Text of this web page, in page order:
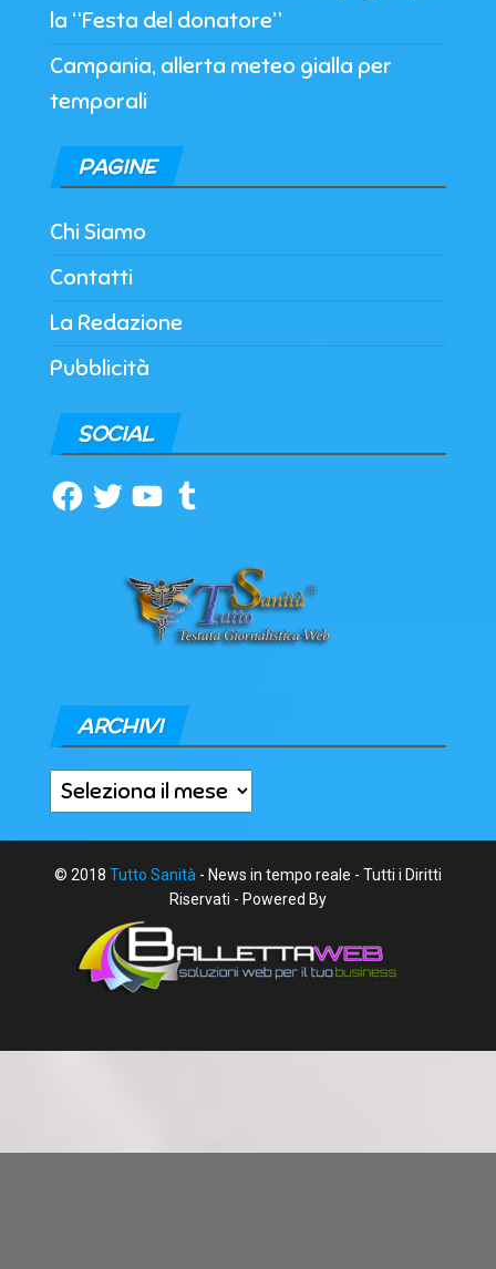
la “Festa del donatore”
Campania, allerta meteo gialla per
temporali
PAGINE
Chi Siamo
Contatti
La Redazione
Pubblicità
SOCIAL
Facebook
TwitterYouTubeTumblr
ARCHIVI
Archivi
© 2018 Tutto Sanità - News in tempo reale - Tutti i Diritti
Riservati - Powered By